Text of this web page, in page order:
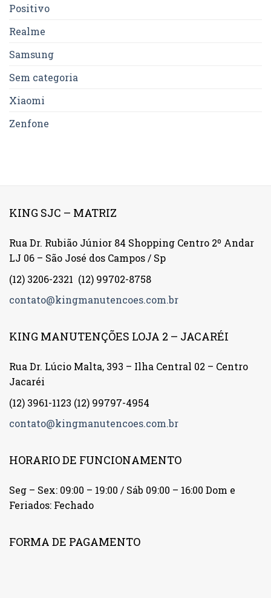
Positivo
Realme
Samsung
Sem categoria
Xiaomi
Zenfone
KING SJC – MATRIZ
Rua Dr. Rubião Júnior 84 Shopping Centro 2º Andar
LJ 06 – São José dos Campos / Sp
(12) 3206-2321 (12) 99702-8758
contato@kingmanutencoes.com.br
KING MANUTENÇÕES LOJA 2 – JACARÉI
Rua Dr. Lúcio Malta, 393 – Ilha Central 02 – Centro
Jacaréi
(12) 3961-1123 (12) 99797-4954
contato@kingmanutencoes.com.br
HORARIO DE FUNCIONAMENTO
Seg – Sex: 09:00 – 19:00 / Sáb 09:00 – 16:00 Dom e
Feriados: Fechado
FORMA DE PAGAMENTO